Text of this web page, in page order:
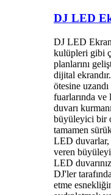
DJ LED
DJ LED
kulüpleri gibi
planlarını
dijital
ötesine
fuarlarında
duvarı
büyüleyici bir
tamamen
LED duvarlar,
veren
LED
DJ'ler
etme